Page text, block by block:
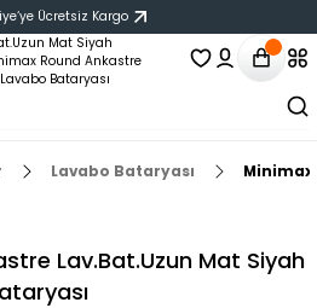
Ücretsiz Kargo
Lavabo Bataryası Minimax
Lav.Bat.Uzun Mat Siyah